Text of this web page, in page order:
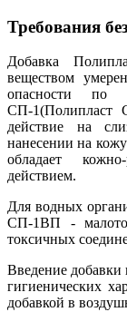
Требования
Добавка
веществом
опасности по
СП-1(Полипласт
действие на
нанесении на
обладает
действием.
Для водных
СП-1ВП -
токсичных
Введение добавки
гигиенических
добавкой в